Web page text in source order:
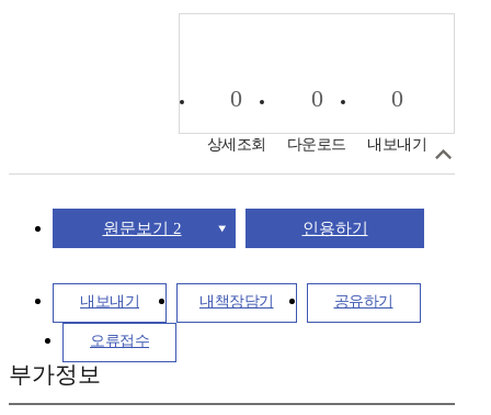
0
상세조회
0
다운로드
0
내보내기
원문보기 2 인용하기
내보내기 내책장담기 공유하기
오류접수
부가정보